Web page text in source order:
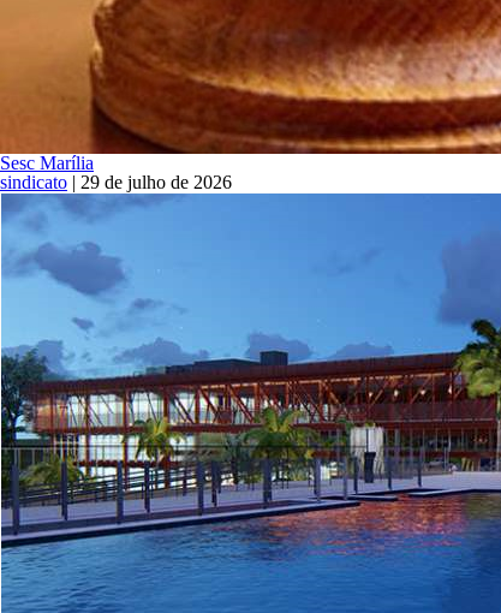
Sesc Marília
sindicato | 29 de julho de 2026